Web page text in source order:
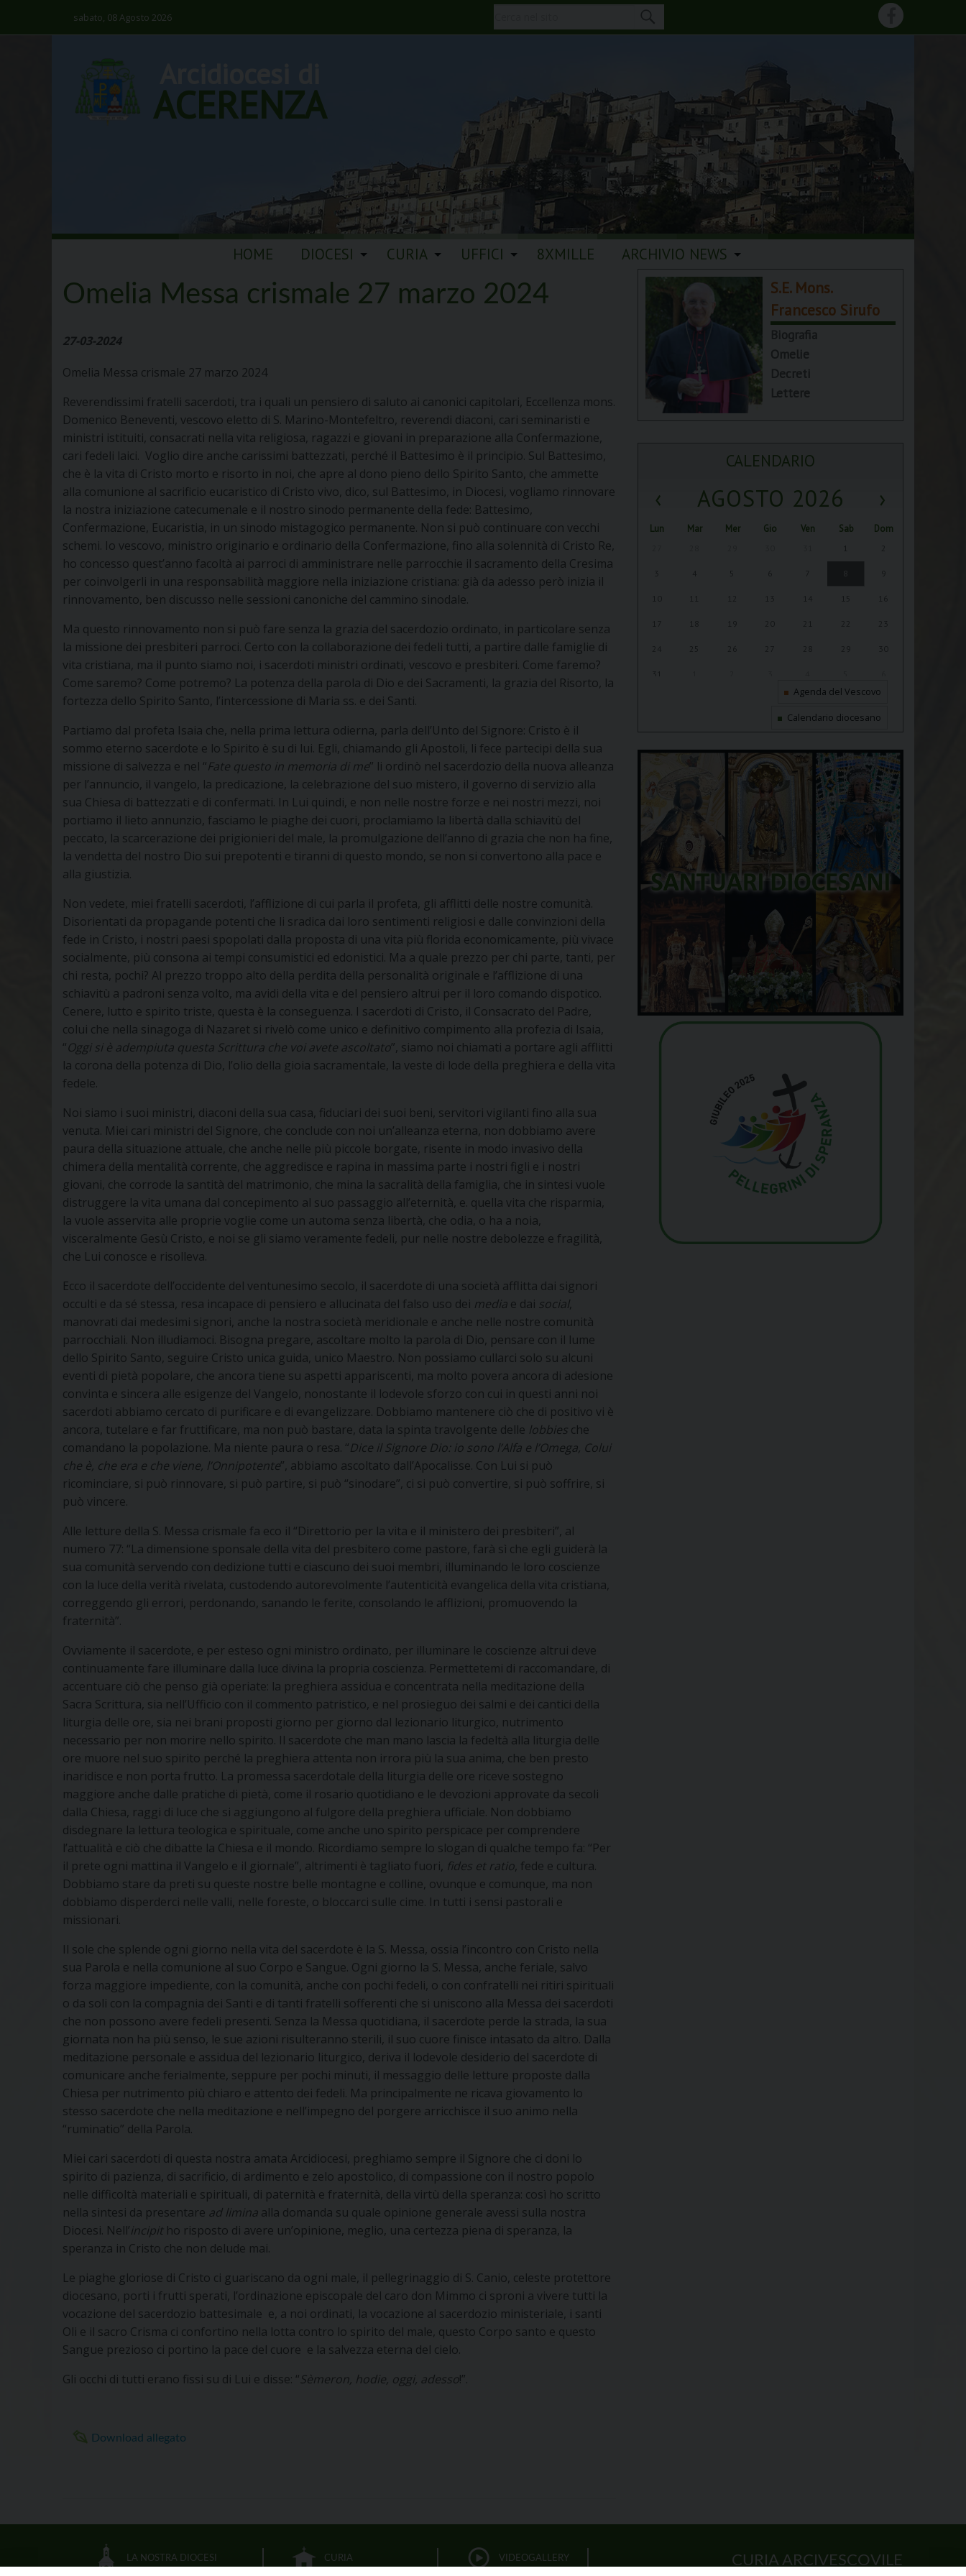
sabato, 08 Agosto 2026
ACERENZA
content
HOME DIOCESI CURIA UFFICI 8XMILLE ARCHIVIO NEWS
Omelia Messa crismale 27 marzo 2024
27-03-2024
Omelia Messa crismale 27 marzo 2024
Reverendissimi fratelli sacerdoti, tra i quali un pensiero di saluto ai canonici capitolari, Eccellenza mons.
Domenico Beneventi, vescovo eletto di S. Marino-Montefeltro, reverendi diaconi, cari seminaristi e
ministri istituiti, consacrati nella vita religiosa, ragazzi e giovani in preparazione alla Confermazione,
cari fedeli laici. Voglio dire anche carissimi battezzati, perché il Battesimo è il principio. Sul Battesimo,
che è la vita di Cristo morto e risorto in noi, che apre al dono pieno dello Spirito Santo, che ammette
alla comunione al sacrificio eucaristico di Cristo vivo, dico, sul Battesimo, in Diocesi, vogliamo rinnovare
la nostra iniziazione catecumenale e il nostro sinodo permanente della fede: Battesimo,
Confermazione, Eucaristia, in un sinodo mistagogico permanente. Non si può continuare con vecchi
schemi. Io vescovo, ministro originario e ordinario della Confermazione, fino alla solennità di Cristo Re,
ho concesso quest’anno facoltà ai parroci di amministrare nelle parrocchie il sacramento della Cresima
per coinvolgerli in una responsabilità maggiore nella iniziazione cristiana: già da adesso però inizia il
rinnovamento, ben discusso nelle sessioni canoniche del cammino sinodale.
Ma questo rinnovamento non si può fare senza la grazia del sacerdozio ordinato, in particolare senza
la missione dei presbiteri parroci. Certo con la collaborazione dei fedeli tutti, a partire dalle famiglie di
vita cristiana, ma il punto siamo noi, i sacerdoti ministri ordinati, vescovo e presbiteri. Come faremo?
Come saremo? Come potremo? La potenza della parola di Dio e dei Sacramenti, la grazia del Risorto, la
fortezza dello Spirito Santo, l’intercessione di Maria ss. e dei Santi.
Partiamo dal profeta Isaia che, nella prima lettura odierna, parla dell’Unto del Signore: Cristo è il
sommo eterno sacerdote e lo Spirito è su di lui. Egli, chiamando gli Apostoli, li fece partecipi della sua
missione di salvezza e nel “Fate questo in memoria di me” li ordinò nel sacerdozio della nuova alleanza
per l’annuncio, il vangelo, la predicazione, la celebrazione del suo mistero, il governo di servizio alla
sua Chiesa di battezzati e di confermati. In Lui quindi, e non nelle nostre forze e nei nostri mezzi, noi
portiamo il lieto annunzio, fasciamo le piaghe dei cuori, proclamiamo la libertà dalla schiavitù del
peccato, la scarcerazione dei prigionieri del male, la promulgazione dell’anno di grazia che non ha fine,
la vendetta del nostro Dio sui prepotenti e tiranni di questo mondo, se non si convertono alla pace e
alla giustizia.
Non vedete, miei fratelli sacerdoti, l’afflizione di cui parla il profeta, gli afflitti delle nostre comunità.
Disorientati da propagande potenti che li sradica dai loro sentimenti religiosi e dalle convinzioni della
fede in Cristo, i nostri paesi spopolati dalla proposta di una vita più florida economicamente, più vivace
socialmente, più consona ai tempi consumistici ed edonistici. Ma a quale prezzo per chi parte, tanti, per
chi resta, pochi? Al prezzo troppo alto della perdita della personalità originale e l’afflizione di una
schiavitù a padroni senza volto, ma avidi della vita e del pensiero altrui per il loro comando dispotico.
Cenere, lutto e spirito triste, questa è la conseguenza. I sacerdoti di Cristo, il Consacrato del Padre,
colui che nella sinagoga di Nazaret si rivelò come unico e definitivo compimento alla profezia di Isaia,
“Oggi si è adempiuta questa Scrittura che voi avete ascoltato”, siamo noi chiamati a portare agli afflitti
la corona della potenza di Dio, l’olio della gioia sacramentale, la veste di lode della preghiera e della vita
fedele.
Noi siamo i suoi ministri, diaconi della sua casa, fiduciari dei suoi beni, servitori vigilanti fino alla sua
venuta. Miei cari ministri del Signore, che conclude con noi un’alleanza eterna, non dobbiamo avere
paura della situazione attuale, che anche nelle più piccole borgate, risente in modo invasivo della
chimera della mentalità corrente, che aggredisce e rapina in massima parte i nostri figli e i nostri
giovani, che corrode la santità del matrimonio, che mina la sacralità della famiglia, che in sintesi vuole
distruggere la vita umana dal concepimento al suo passaggio all’eternità, e. quella vita che risparmia,
la vuole asservita alle proprie voglie come un automa senza libertà, che odia, o ha a noia,
visceralmente Gesù Cristo, e noi se gli siamo veramente fedeli, pur nelle nostre debolezze e fragilità,
che Lui conosce e risolleva.
Ecco il sacerdote dell’occidente del ventunesimo secolo, il sacerdote di una società afflitta dai signori
occulti e da sé stessa, resa incapace di pensiero e allucinata del falso uso dei media e dai social,
manovrati dai medesimi signori, anche la nostra società meridionale e anche nelle nostre comunità
parrocchiali. Non illudiamoci. Bisogna pregare, ascoltare molto la parola di Dio, pensare con il lume
dello Spirito Santo, seguire Cristo unica guida, unico Maestro. Non possiamo cullarci solo su alcuni
eventi di pietà popolare, che ancora tiene su aspetti appariscenti, ma molto povera ancora di adesione
convinta e sincera alle esigenze del Vangelo, nonostante il lodevole sforzo con cui in questi anni noi
sacerdoti abbiamo cercato di purificare e di evangelizzare. Dobbiamo mantenere ciò che di positivo vi è
ancora, tutelare e far fruttificare, ma non può bastare, data la spinta travolgente delle lobbies che
comandano la popolazione. Ma niente paura o resa. “Dice il Signore Dio: io sono l’Alfa e l’Omega, Colui
che è, che era e che viene, l’Onnipotente”, abbiamo ascoltato dall’Apocalisse. Con Lui si può
ricominciare, si può rinnovare, si può partire, si può “sinodare”, ci si può convertire, si può soffrire, si
può vincere.
Alle letture della S. Messa crismale fa eco il “Direttorio per la vita e il ministero dei presbiteri”, al
numero 77: “La dimensione sponsale della vita del presbitero come pastore, farà sì che egli guiderà la
sua comunità servendo con dedizione tutti e ciascuno dei suoi membri, illuminando le loro coscienze
con la luce della verità rivelata, custodendo autorevolmente l’autenticità evangelica della vita cristiana,
correggendo gli errori, perdonando, sanando le ferite, consolando le afflizioni, promuovendo la
fraternità”.
Ovviamente il sacerdote, e per esteso ogni ministro ordinato, per illuminare le coscienze altrui deve
continuamente fare illuminare dalla luce divina la propria coscienza. Permettetemi di raccomandare, di
accentuare ciò che penso già operiate: la preghiera assidua e concentrata nella meditazione della
Sacra Scrittura, sia nell’Ufficio con il commento patristico, e nel prosieguo dei salmi e dei cantici della
liturgia delle ore, sia nei brani proposti giorno per giorno dal lezionario liturgico, nutrimento
necessario per non morire nello spirito. Il sacerdote che man mano lascia la fedeltà alla liturgia delle
ore muore nel suo spirito perché la preghiera attenta non irrora più la sua anima, che ben presto
inaridisce e non porta frutto. La promessa sacerdotale della liturgia delle ore riceve sostegno
maggiore anche dalle pratiche di pietà, come il rosario quotidiano e le devozioni approvate da secoli
dalla Chiesa, raggi di luce che si aggiungono al fulgore della preghiera ufficiale. Non dobbiamo
disdegnare la lettura teologica e spirituale, come anche uno spirito perspicace per comprendere
l’attualità e ciò che dibatte la Chiesa e il mondo. Ricordiamo sempre lo slogan di qualche tempo fa: “Per
il prete ogni mattina il Vangelo e il giornale”, altrimenti è tagliato fuori, fides et ratio, fede e cultura.
Dobbiamo stare da preti su queste nostre belle montagne e colline, ovunque e comunque, ma non
dobbiamo disperderci nelle valli, nelle foreste, o bloccarci sulle cime. In tutti i sensi pastorali e
missionari.
Il sole che splende ogni giorno nella vita del sacerdote è la S. Messa, ossia l’incontro con Cristo nella
sua Parola e nella comunione al suo Corpo e Sangue. Ogni giorno la S. Messa, anche feriale, salvo
forza maggiore impediente, con la comunità, anche con pochi fedeli, o con confratelli nei ritiri spirituali
o da soli con la compagnia dei Santi e di tanti fratelli sofferenti che si uniscono alla Messa dei sacerdoti
che non possono avere fedeli presenti. Senza la Messa quotidiana, il sacerdote perde la strada, la sua
giornata non ha più senso, le sue azioni risulteranno sterili, il suo cuore finisce intasato da altro. Dalla
meditazione personale e assidua del lezionario liturgico, deriva il lodevole desiderio del sacerdote di
comunicare anche ferialmente, seppure per pochi minuti, il messaggio delle letture proposte dalla
Chiesa per nutrimento più chiaro e attento dei fedeli. Ma principalmente ne ricava giovamento lo
stesso sacerdote che nella meditazione e nell’impegno del porgere arricchisce il suo animo nella
“ruminatio” della Parola.
Miei cari sacerdoti di questa nostra amata Arcidiocesi, preghiamo sempre il Signore che ci doni lo
spirito di pazienza, di sacrificio, di ardimento e zelo apostolico, di compassione con il nostro popolo
nelle difficoltà materiali e spirituali, di paternità e fraternità, della virtù della speranza: così ho scritto
nella sintesi da presentare ad limina alla domanda su quale opinione generale avessi sulla nostra
Diocesi. Nell’incipit ho risposto di avere un’opinione, meglio, una certezza piena di speranza, la
speranza in Cristo che non delude mai.
Le piaghe gloriose di Cristo ci guariscano da ogni male, il pellegrinaggio di S. Canio, celeste protettore
diocesano, porti i frutti sperati, l’ordinazione episcopale del caro don Mimmo ci sproni a vivere tutti la
vocazione del sacerdozio battesimale e, a noi ordinati, la vocazione al sacerdozio ministeriale, i santi
Oli e il sacro Crisma ci confortino nella lotta contro lo spirito del male, questo Corpo santo e questo
Sangue prezioso ci portino la pace del cuore e la salvezza eterna del cielo.
Gli occhi di tutti erano fissi su di Lui e disse: “Sèmeron, hodie, oggi, adesso!”.
Download allegato
S.E. Mons.
Francesco Sirufo
CALENDARIO
‹ AGOSTO 2026 ›
Lun Mar Mer Gio Ven Sab Dom
Agenda del Vescovo
Calendario diocesano
LA NOSTRA DIOCESI CURIA VIDEOGALLERY CURIA ARCIVESCOVILE